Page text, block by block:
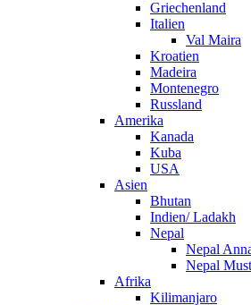
Griechenland
Italien
Val Maira
Kroatien
Madeira
Montenegro
Russland
Amerika
Kanada
Kuba
USA
Asien
Bhutan
Indien/ Ladakh
Nepal
Nepal
Nepal
Afrika
Kilimanjaro